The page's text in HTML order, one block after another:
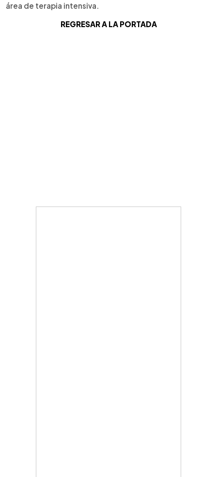
área de terapia intensiva.
REGRESAR A LA PORTADA